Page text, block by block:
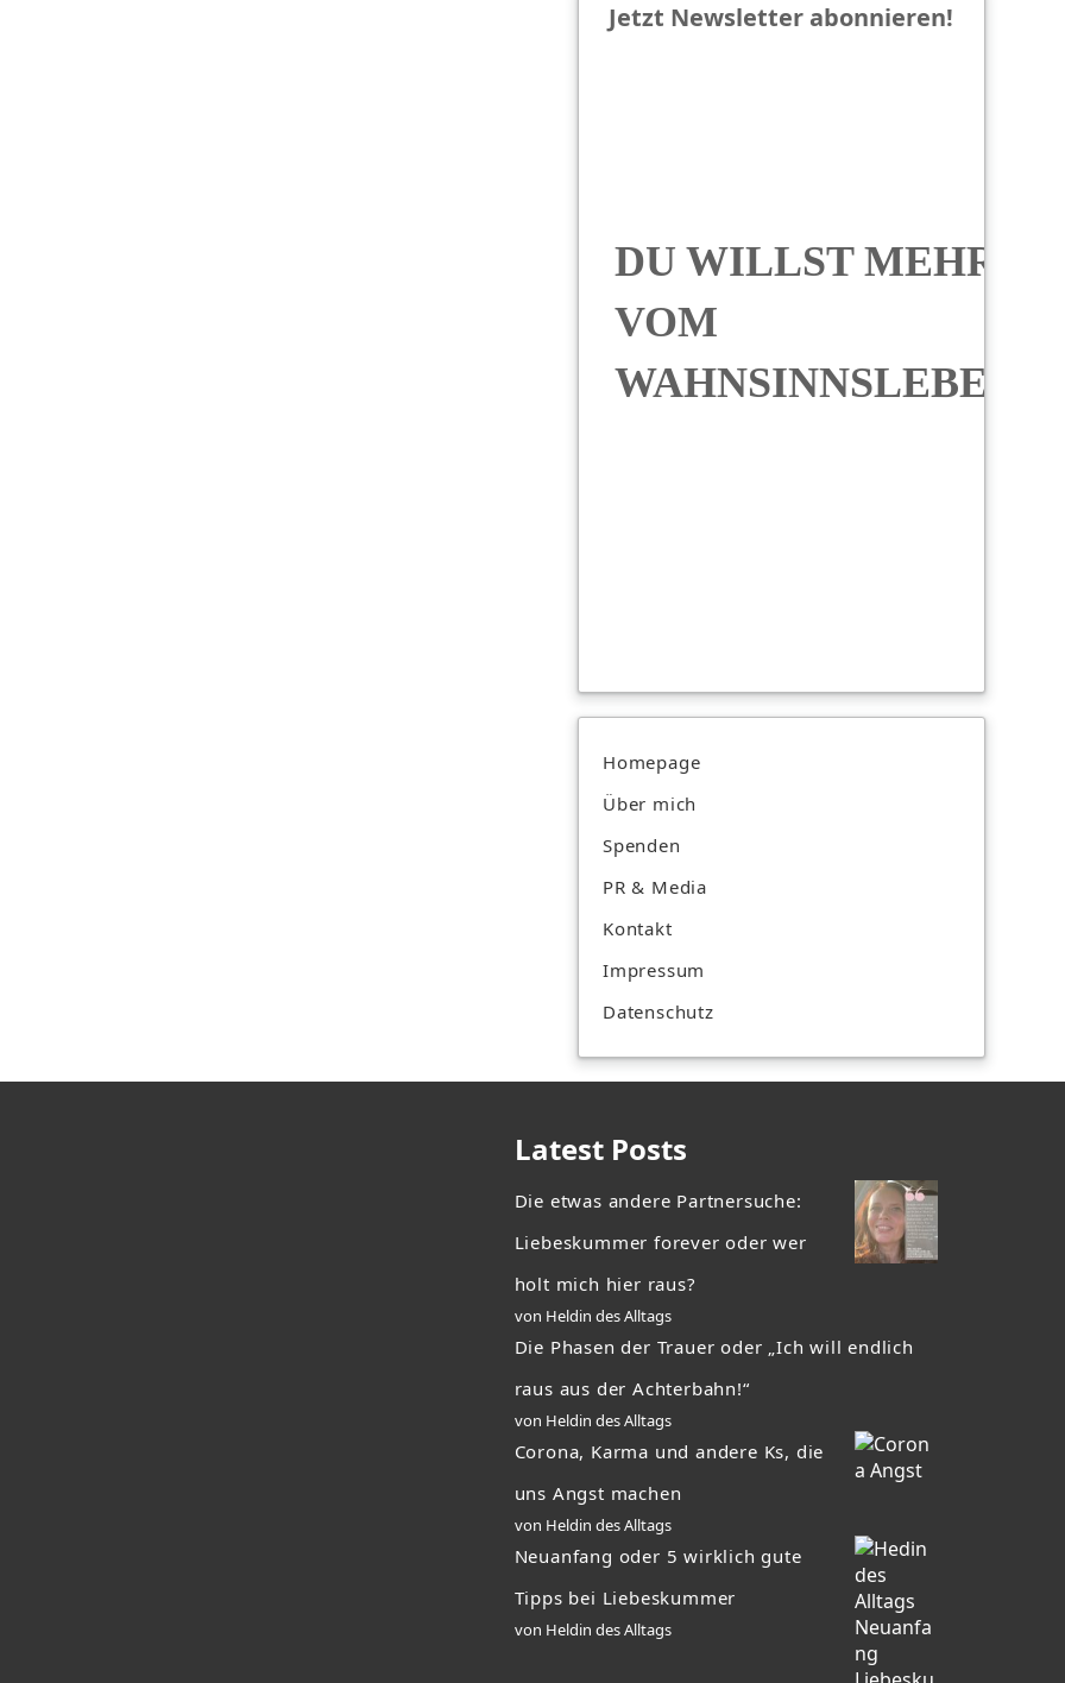
Jetzt Newsletter abonnieren!
DU WILLST MEHR
VOM
WAHNSINNSLEBEN?
Homepage
Über mich
Spenden
PR & Media
Kontakt
Impressum
Datenschutz
Latest Posts
Die etwas andere Partnersuche:
Liebeskummer forever oder wer
holt mich hier raus?
von Heldin des Alltags
Die Phasen der Trauer oder „Ich will endlich
raus aus der Achterbahn!“
von Heldin des Alltags
Corona, Karma und andere Ks, die
uns Angst machen
von Heldin des Alltags
Neuanfang oder 5 wirklich gute
Tipps bei Liebeskummer
von Heldin des Alltags